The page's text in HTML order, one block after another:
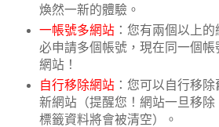
煥然一新的體驗。
一帳號多網站：您有兩個以上的
必申請多個帳號，現在同一個帳
網站！
自行移除網站：您可以自行移除
新網站（提醒您！網站一旦移除
標籤資料將會被清空）。